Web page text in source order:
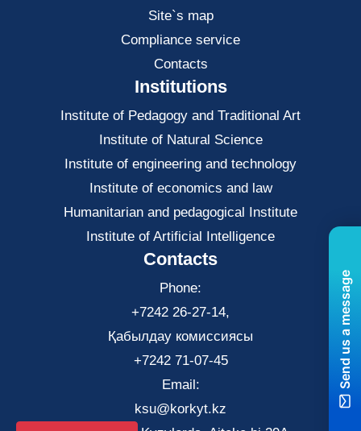
Site`s map
Compliance service
Contacts
Institutions
Institute of Pedagogy and Traditional Art
Institute of Natural Science
Institute of engineering and technology
Institute of economics and law
Нumanitarian and pedagogical Institute
Institute of Artificial Intelligence
Contacts
Phone:
+7242 26-27-14,
Қабылдау комиссиясы
+7242 71-07-45
Email:
ksu@korkyt.kz
Send us a message